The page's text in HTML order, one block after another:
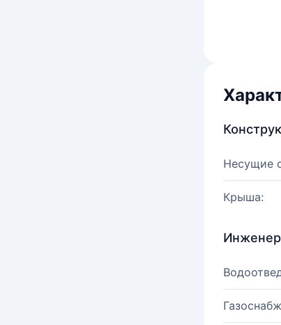
Несущие
Крыша: